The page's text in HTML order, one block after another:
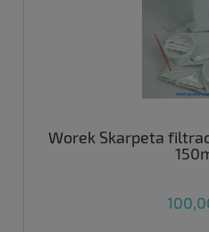
Worek Skarpeta